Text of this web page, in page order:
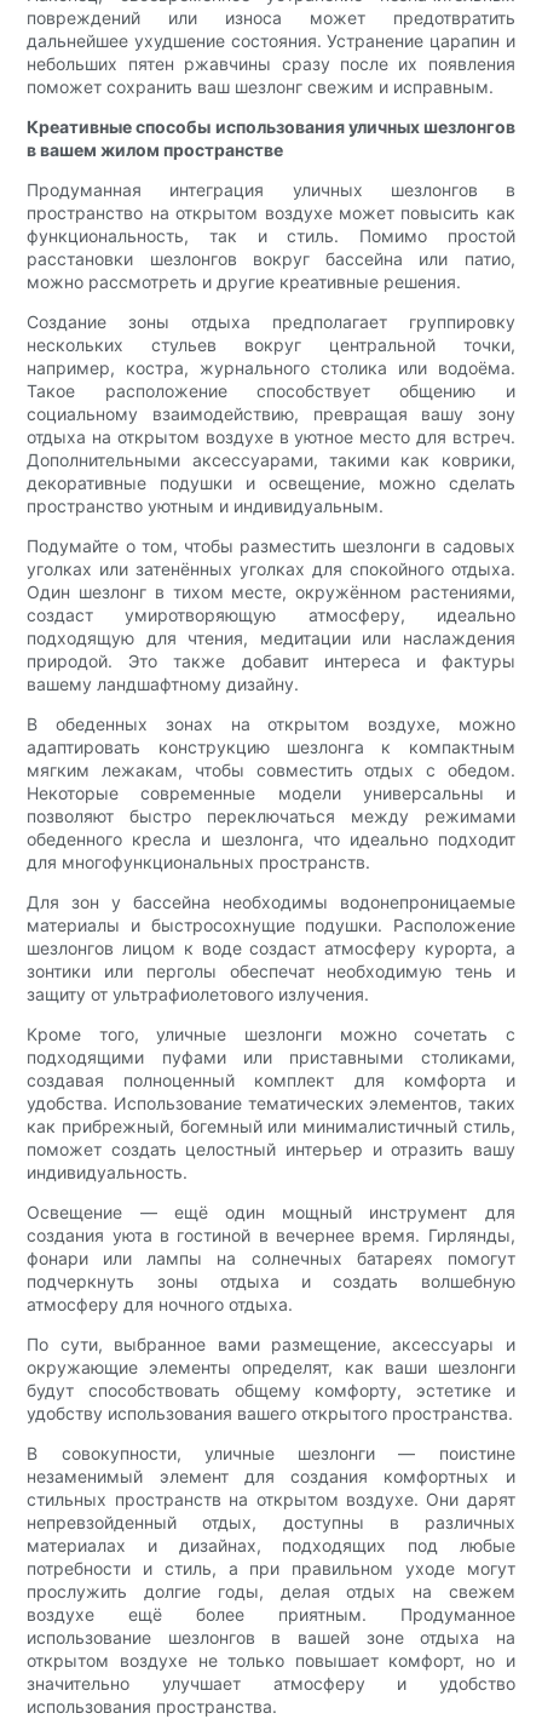
повреждений или износа может предотвратить
дальнейшее ухудшение состояния. Устранение царапин и
небольших пятен ржавчины сразу после их появления
поможет сохранить ваш шезлонг свежим и исправным.
Креативные способы использования уличных шезлонгов
в вашем жилом пространстве
Продуманная интеграция уличных шезлонгов в
пространство на открытом воздухе может повысить как
функциональность, так и стиль. Помимо простой
расстановки шезлонгов вокруг бассейна или патио,
можно рассмотреть и другие креативные решения.
Создание зоны отдыха предполагает группировку
нескольких стульев вокруг центральной точки,
например, костра, журнального столика или водоёма.
Такое расположение способствует общению и
социальному взаимодействию, превращая вашу зону
отдыха на открытом воздухе в уютное место для встреч.
Дополнительными аксессуарами, такими как коврики,
декоративные подушки и освещение, можно сделать
пространство уютным и индивидуальным.
Подумайте о том, чтобы разместить шезлонги в садовых
уголках или затенённых уголках для спокойного отдыха.
Один шезлонг в тихом месте, окружённом растениями,
создаст умиротворяющую атмосферу, идеально
подходящую для чтения, медитации или наслаждения
природой. Это также добавит интереса и фактуры
вашему ландшафтному дизайну.
В обеденных зонах на открытом воздухе, можно
адаптировать конструкцию шезлонга к компактным
мягким лежакам, чтобы совместить отдых с обедом.
Некоторые современные модели универсальны и
позволяют быстро переключаться между режимами
обеденного кресла и шезлонга, что идеально подходит
для многофункциональных пространств.
Для зон у бассейна необходимы водонепроницаемые
материалы и быстросохнущие подушки. Расположение
шезлонгов лицом к воде создаст атмосферу курорта, а
зонтики или перголы обеспечат необходимую тень и
защиту от ультрафиолетового излучения.
Кроме того, уличные шезлонги можно сочетать с
подходящими пуфами или приставными столиками,
создавая полноценный комплект для комфорта и
удобства. Использование тематических элементов, таких
как прибрежный, богемный или минималистичный стиль,
поможет создать целостный интерьер и отразить вашу
индивидуальность.
Освещение — ещё один мощный инструмент для
создания уюта в гостиной в вечернее время. Гирлянды,
фонари или лампы на солнечных батареях помогут
подчеркнуть зоны отдыха и создать волшебную
атмосферу для ночного отдыха.
По сути, выбранное вами размещение, аксессуары и
окружающие элементы определят, как ваши шезлонги
будут способствовать общему комфорту, эстетике и
удобству использования вашего открытого пространства.
В совокупности, уличные шезлонги — поистине
незаменимый элемент для создания комфортных и
стильных пространств на открытом воздухе. Они дарят
непревзойденный отдых, доступны в различных
материалах и дизайнах, подходящих под любые
потребности и стиль, а при правильном уходе могут
прослужить долгие годы, делая отдых на свежем
воздухе ещё более приятным. Продуманное
использование шезлонгов в вашей зоне отдыха на
открытом воздухе не только повышает комфорт, но и
значительно улучшает атмосферу и удобство
использования пространства.